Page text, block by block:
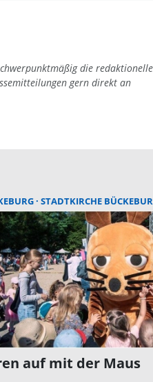
die
gern direkt an
STADTKIRCHE
auf mit der Maus